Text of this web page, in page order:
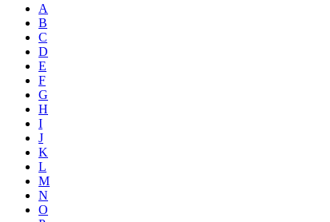
A
B
C
D
E
F
G
H
I
J
K
L
M
N
O